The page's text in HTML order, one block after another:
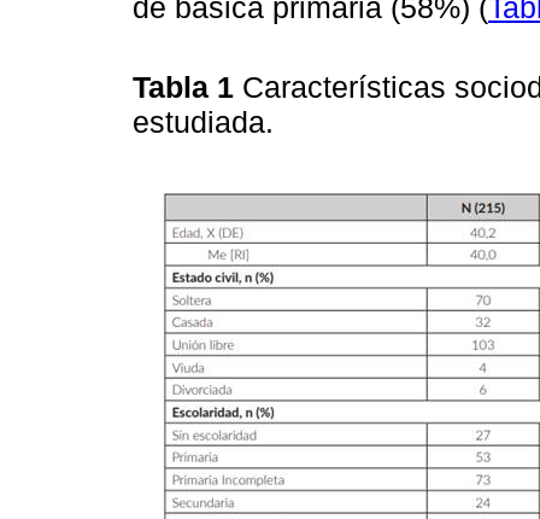
de básica primaria (58%) (
Tabla 1 Características
estudiada.